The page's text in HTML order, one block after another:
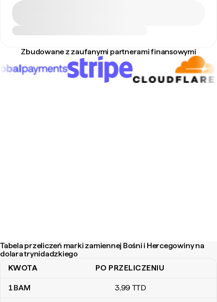
Zbudowane z zaufanymi partnerami finansowymi
Tabela przeliczeń marki zamiennej Bośni i Hercegowiny na
dolara trynidadzkiego
Tabela przeliczeń marki zamiennej Bośni i Hercegowiny na
KWOTA PO PRZELICZENIU
1BAM 3,99 TTD